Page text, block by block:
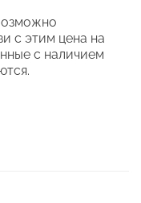
с этим цена на
с наличием